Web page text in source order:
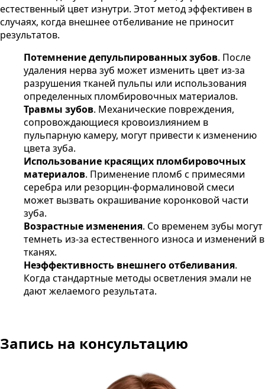
естественный цвет изнутри. Этот метод эффективен в
случаях, когда внешнее отбеливание не приносит
результатов.
Потемнение депульпированных зубов. После
удаления нерва зуб может изменить цвет из-за
разрушения тканей пульпы или использования
определенных пломбировочных материалов.
Травмы зубов. Механические повреждения,
сопровождающиеся кровоизлиянием в
пульпарную камеру, могут привести к изменению
цвета зуба.
Использование красящих пломбировочных
материалов. Применение пломб с примесями
серебра или резорцин-формалиновой смеси
может вызвать окрашивание коронковой части
зуба.
Возрастные изменения. Со временем зубы могут
темнеть из-за естественного износа и изменений в
тканях.
Неэффективность внешнего отбеливания.
Когда стандартные методы осветления эмали не
дают желаемого результата.
Запись на консультацию